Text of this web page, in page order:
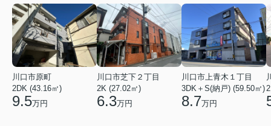
川口市原町
2DK (43.16㎡)
9.5万円
川口市芝下２丁目
2K (27.02㎡)
6.3万円
川口市上青木１丁目
3DK＋S(納戸) (59.50㎡)
8.7万円